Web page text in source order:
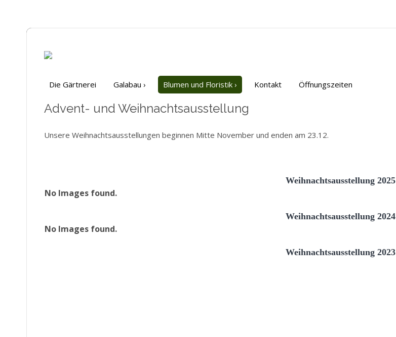
Die Gärtnerei Galabau › Blumen und Floristik › Kontakt Öffnungszeiten
Advent- und Weihnachtsausstellung
Unsere Weihnachtsausstellungen beginnen Mitte November und enden am 23.12.
Weihnachtsausstellung 2025
No Images found.
Weihnachtsausstellung 2024
No Images found.
Weihnachtsausstellung 2023